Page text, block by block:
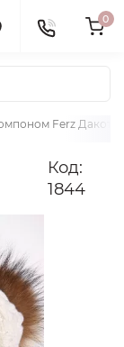
0
Ferz Дакота
Код:
1844